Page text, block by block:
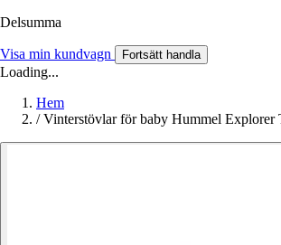
Delsumma
Visa min kundvagn Fortsätt handla
Loading...
Hem
/ Vinterstövlar för baby Hummel Explorer